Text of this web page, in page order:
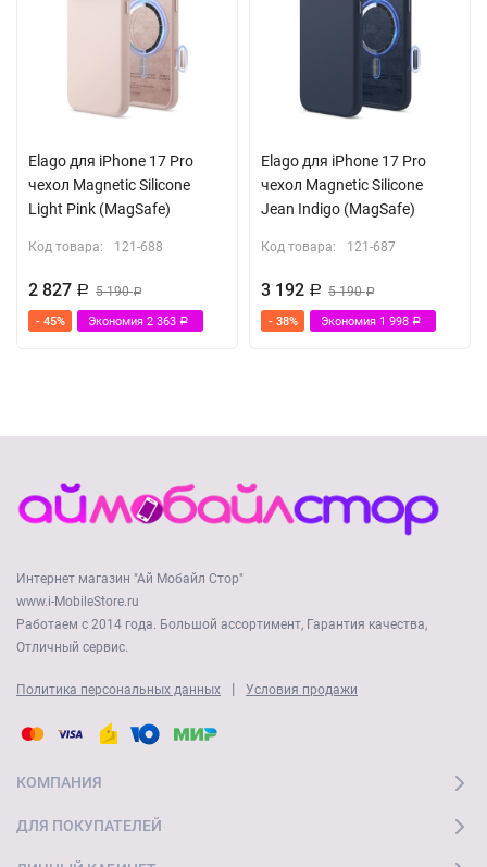
Elago для iPhone 17 Pro
чехол Magnetic Silicone
Light Pink (MagSafe)
Код товара: 121-688
2 827 Р 5 190Р
- 45% Экономия 2 363 Р
Elago для iPhone 17 Pro
чехол Magnetic Silicone
Jean Indigo (MagSafe)
Код товара: 121-687
3 192 Р 5 190Р
- 38% Экономия 1 998 Р
Интернет магазин "Ай Мобайл Стор"
www.i-MobileStore.ru
Работаем с 2014 года. Большой ассортимент, Гарантия качества,
Отличный сервис.
Политика персональных данных | Условия продажи
КОМПАНИЯ
ДЛЯ ПОКУПАТЕЛЕЙ